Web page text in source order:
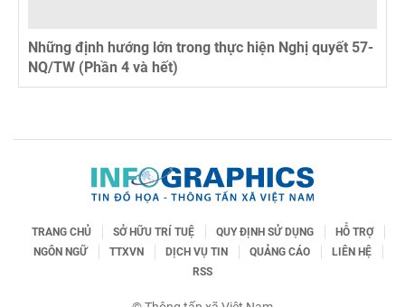
Những định hướng lớn trong thực hiện Nghị quyết 57-
NQ/TW (Phần 4 và hết)
TRANG CHỦ SỞ HỮU TRÍ TUỆ QUY ĐỊNH SỬ DỤNG
HỖ TRỢ
NGÔN NGỮ
TTXVN DỊCH VỤ TIN QUẢNG CÁO
LIÊN HỆ
RSS